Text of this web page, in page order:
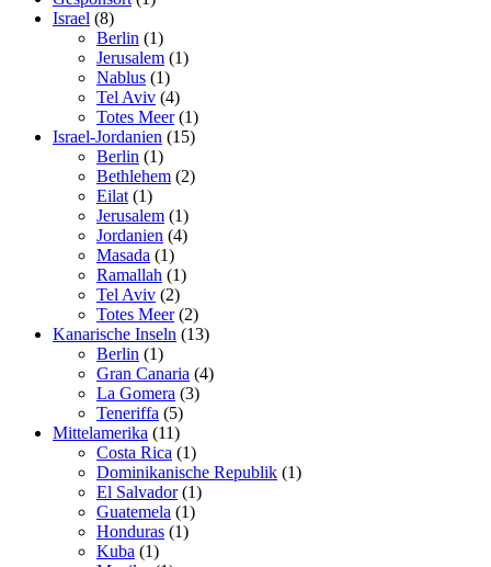
Israel (8)
Berlin (1)
Jerusalem (1)
Nablus (1)
Tel Aviv (4)
Totes Meer(1)
Israel-Jordanien (15)
Berlin (1)
Bethlehem (2)
Eilat (1)
Jerusalem (1)
Jordanien (4)
Masada (1)
Ramallah (1)
Tel Aviv (2)
Totes Meer(2)
Kanarische Inseln (13)
Berlin (1)
Gran Canaria (4)
La Gomera (3)
Teneriffa (5)
Mittelamerika (11)
Costa Rica (1)
Dominikanische Republik (1)
El Salvador(1)
Guatemela (1)
Honduras (1)
Kuba (1)